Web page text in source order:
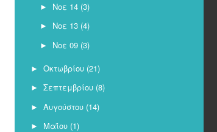
► Νοε 14 (3)
► Νοε 13 (4)
► Νοε 09 (3)
► Οκτωβρίου (21)
► Σεπτεμβρίου (8)
► Αυγούστου (14)
► Μαΐου (1)